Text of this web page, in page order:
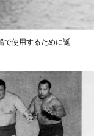
で使用するために誕